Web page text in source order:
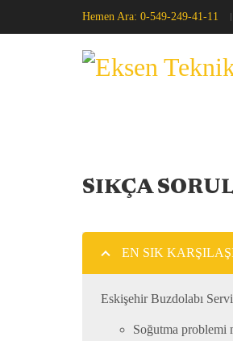
Hemen Ara: 0-549-249-41-11
SIKÇA
EN SIK
Eskişehir Buzdolabı
Soğutma problemi